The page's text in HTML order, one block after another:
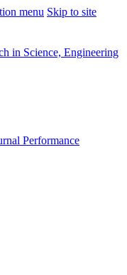
menu Skip to site
in Science, Engineering
Performance